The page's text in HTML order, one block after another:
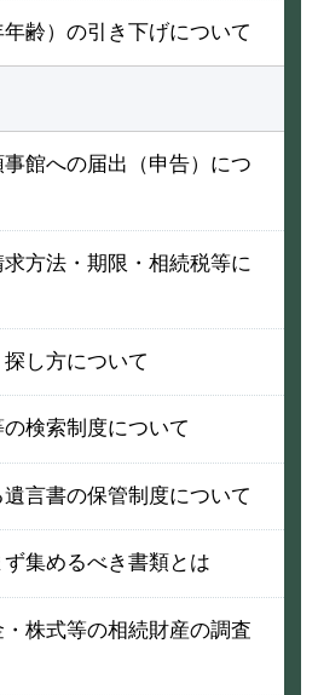
齢）の引き下げについて
館への届出（申告）につ
方法・期限・相続税等に
し方について
検索制度について
言書の保管制度について
集めるべき書類とは
株式等の相続財産の調査